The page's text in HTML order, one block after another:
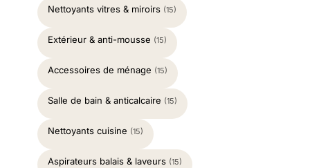
Nettoyants vitres & miroirs (15)
Extérieur & anti-mousse (15)
Accessoires de ménage (15)
Salle de bain & anticalcaire (15)
Nettoyants cuisine (15)
Aspirateurs balais & laveurs (15)